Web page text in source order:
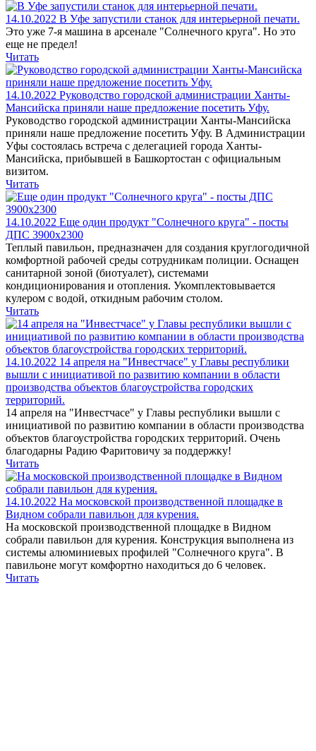
14.10.2022 В Уфе запустили станок для интерьерной печати.
Это уже 7-я машина в арсенале "Солнечного круга". Но это
еще не предел!
Читать
14.10.2022 Руководство городской администрации Ханты-
Мансийска приняли наше предложение посетить Уфу.
Руководство городской администрации Ханты-Мансийска
приняли наше предложение посетить Уфу. В Администрации
Уфы состоялась встреча с делегацией города Ханты-
Мансийска, прибывшей в Башкортостан с официальным
визитом.
Читать
14.10.2022 Еще один продукт "Солнечного круга" - посты
ДПС 3900х2300
Теплый павильон, предназначен для создания круглогодичной
комфортной рабочей среды сотрудникам полиции. Оснащен
санитарной зоной (биотуалет), системами
кондиционирования и отопления. Укомплектовывается
кулером с водой, откидным рабочим столом.
Читать
14.10.2022 14 апреля на "Инвестчасе" у Главы республики
вышли с инициативой по развитию компании в области
производства объектов благоустройства городских
территорий.
14 апреля на "Инвестчасе" у Главы республики вышли с
инициативой по развитию компании в области производства
объектов благоустройства городских территорий. Очень
благодарны Радию Фаритовичу за поддержку!
Читать
14.10.2022 На московской производственной площадке в
Видном собрали павильон для курения.
На московской производственной площадке в Видном
собрали павильон для курения. Конструкция выполнена из
системы алюминиевых профилей "Солнечного круга". В
павильоне могут комфортно находиться до 6 человек.
Читать